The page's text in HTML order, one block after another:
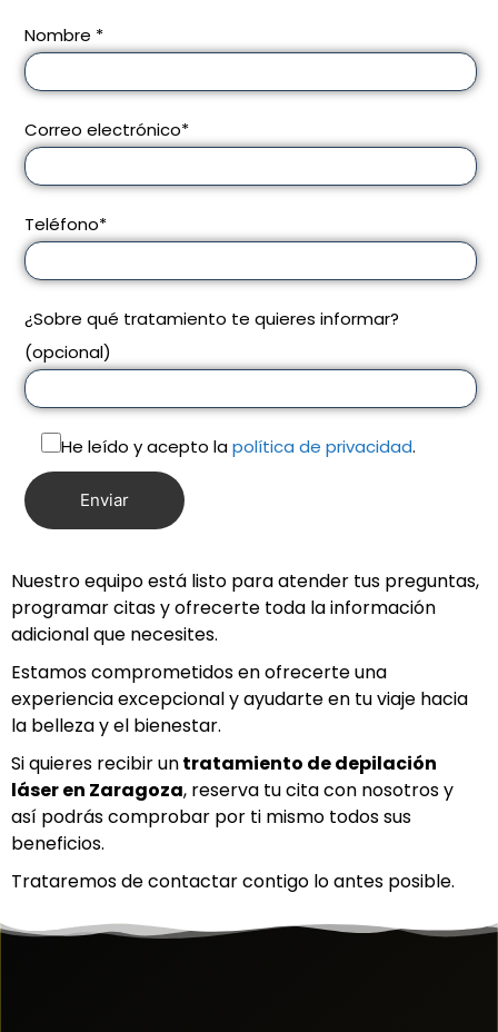
Nombre *
Correo electrónico*
Teléfono*
¿Sobre qué tratamiento te quieres informar?
(opcional)
He leído y acepto lapolítica de privacidad.
Nuestro equipo está listo para atender tus preguntas,
programar citas y ofrecerte toda la información
adicional que necesites.
Estamos comprometidos en ofrecerte una
experiencia excepcional y ayudarte en tu viaje hacia
la belleza y el bienestar.
Si quieres recibir untratamiento de depilación
láser en Zaragoza, reserva tu cita con nosotros y
así podrás comprobar por ti mismo todos sus
beneficios.
Trataremos de contactar contigo lo antes posible.